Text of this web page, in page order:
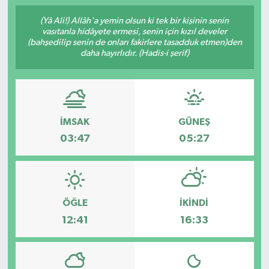
(Yâ Ali!) Allâh'a yemin olsun ki tek bir kişinin senin
vasıtanla hidâyete ermesi, senin için kızıl develer
(bahşedilip senin de onları fakirlere tasadduk etmen)den
daha hayırlıdır. (Hadis-i şerif)
İMSAK
03:47
GÜNEŞ
05:27
ÖĞLE
12:41
İKINDI
16:33
İngiltere Premier Lig
Almanya Bundesliga
La Liga
İngiltere Premier Lig
Almanya Bundesliga
Fransa Ligue 1
Eredevise
Portekiz Ligi
TFF 1.Lig
Diğer Futbol Ligleri